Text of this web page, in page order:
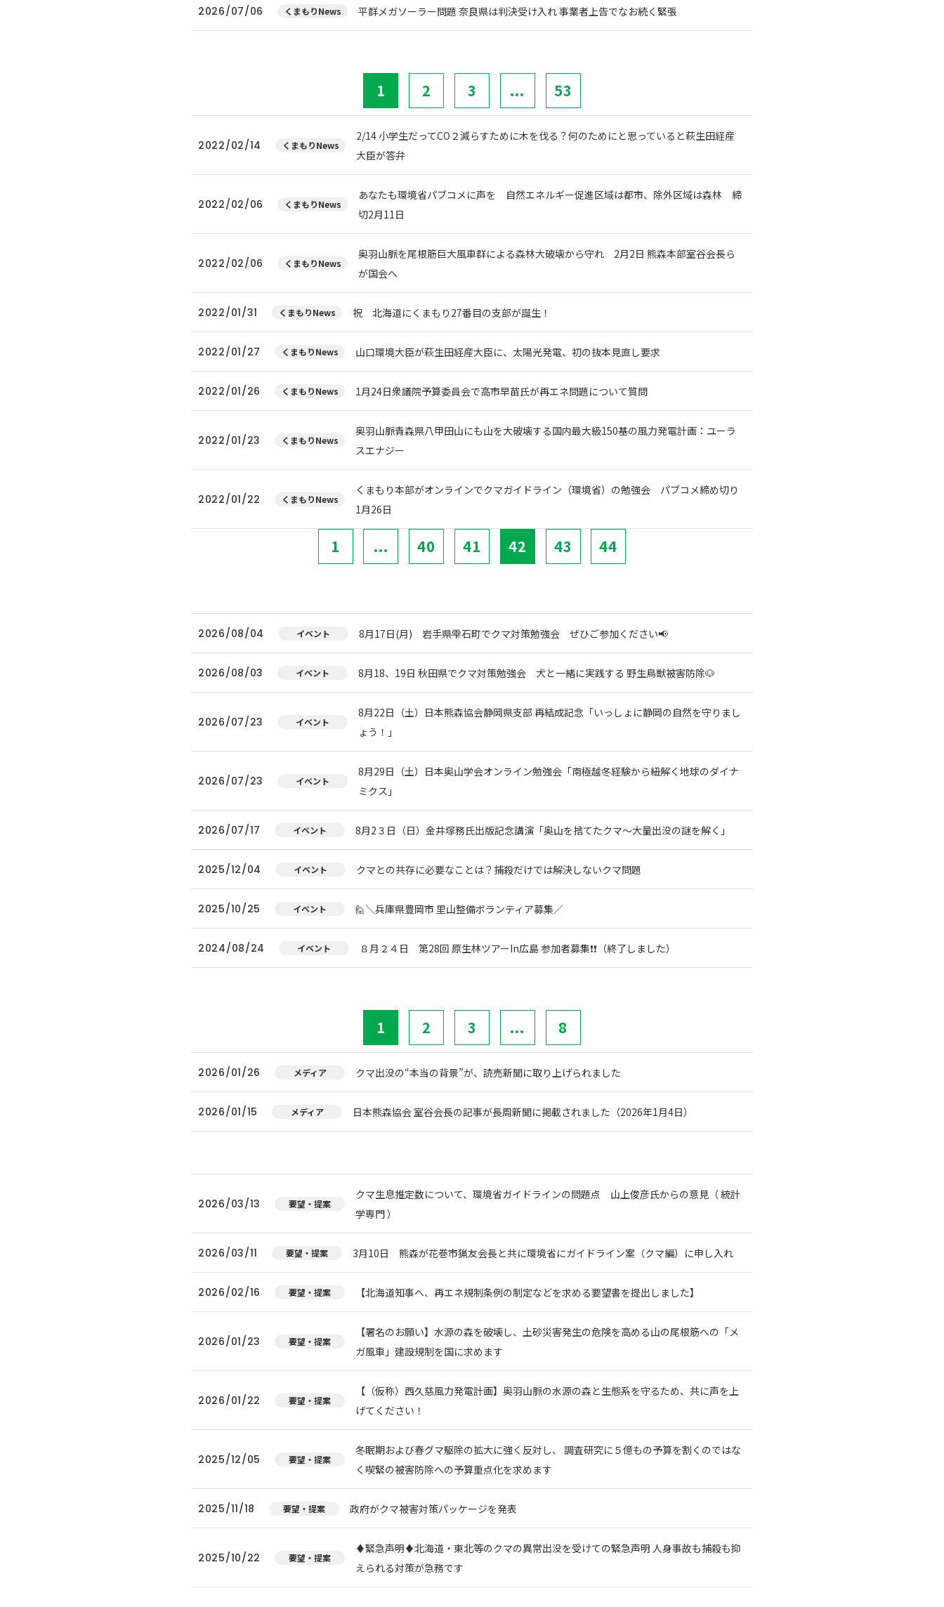
2026/07/06 くまもりNews 平群メガソーラー問題 奈良県は判決受け入れ 事業者上告でなお続く緊張
1 2 3 ... 53
2022/02/14 くまもりNews
2/14 小学生だってCO２減らすために木を伐る？何のためにと思っていると萩生田経産
大臣が答弁
2022/02/06 くまもりNews
あなたも環境省パブコメに声を 自然エネルギー促進区域は都市、除外区域は森林 締
切2月11日
2022/02/06 くまもりNews
奥羽山脈を尾根筋巨大風車群による森林大破壊から守れ 2月2日 熊森本部室谷会長ら
が国会へ
2022/01/31 くまもりNews 祝 北海道にくまもり27番目の支部が誕生！
2022/01/27 くまもりNews 山口環境大臣が萩生田経産大臣に、太陽光発電、初の抜本見直し要求
2022/01/26 くまもりNews 1月24日衆議院予算委員会で高市早苗氏が再エネ問題について質問
2022/01/23 くまもりNews
奥羽山脈青森県八甲田山にも山を大破壊する国内最大級150基の風力発電計画：ユーラ
スエナジー
2022/01/22 くまもりNews
くまもり本部がオンラインでクマガイドライン（環境省）の勉強会 パブコメ締め切り
1月26日
1 ... 40 41 42 43 44
2026/08/04 イベント 8月17日(月) 岩手県雫石町でクマ対策勉強会 ぜひご参加ください📢
2026/08/03 イベント 8月18、19日 秋田県でクマ対策勉強会 犬と一緒に実践する 野生鳥獣被害防除🐶
2026/07/23 イベント
8月22日（土）日本熊森協会静岡県支部 再結成記念「いっしょに静岡の自然を守りまし
ょう！」
2026/07/23 イベント
8月29日（土）日本奥山学会オンライン勉強会「南極越冬経験から紐解く地球のダイナ
ミクス」
2026/07/17 イベント 8月2３日（日）金井塚務氏出版記念講演「奥山を捨てたクマ～大量出没の謎を解く」
2025/12/04 イベント クマとの共存に必要なことは？捕殺だけでは解決しないクマ問題
2025/10/25 イベント 🙋＼兵庫県豊岡市 里山整備ボランティア募集／
2024/08/24 イベント ８月２４日 第28回 原生林ツアーIn広島 参加者募集❗❗（終了しました）
1 2 3 ... 8
2026/01/26 メディア クマ出没の“本当の背景”が、読売新聞に取り上げられました
2026/01/15 メディア 日本熊森協会 室谷会長の記事が長周新聞に掲載されました（2026年1月4日）
2026/03/13 要望・提案
クマ生息推定数について、環境省ガイドラインの問題点 山上俊彦氏からの意見（ 統計
学専門 ）
2026/03/11 要望・提案 3月10日 熊森が花巻市猟友会長と共に環境省にガイドライン案（クマ編）に申し入れ
2026/02/16 要望・提案 【北海道知事へ、再エネ規制条例の制定などを求める要望書を提出しました】
2026/01/23 要望・提案
【署名のお願い】水源の森を破壊し、土砂災害発生の危険を高める山の尾根筋への「メ
ガ風車」建設規制を国に求めます
2026/01/22 要望・提案
【（仮称）西久慈風力発電計画】奥羽山脈の水源の森と生態系を守るため、共に声を上
げてください！
2025/12/05 要望・提案
冬眠期および春グマ駆除の拡大に強く反対し、 調査研究に５億もの予算を割くのではな
く喫緊の被害防除への予算重点化を求めます
2025/11/18 要望・提案 政府がクマ被害対策パッケージを発表
2025/10/22 要望・提案
♦️緊急声明♦️北海道・東北等のクマの異常出没を受けての緊急声明 人身事故も捕殺も抑
えられる対策が急務です